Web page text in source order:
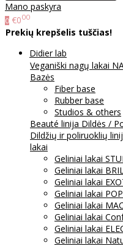
Mano paskyra
0 €000
Prekių krepšelis tuščias!
Didier lab
Veganiški nagų lakai
Bazės
Fiber base
Rubber base
Studios & others
Beauté linija Dildės /
Dildžių ir poliruoklių
lakai
Geliniai lakai
Geliniai lakai
Geliniai lakai
Geliniai lakai
Geliniai lakai
Geliniai lakai
Geliniai lakai
Geliniai lakai